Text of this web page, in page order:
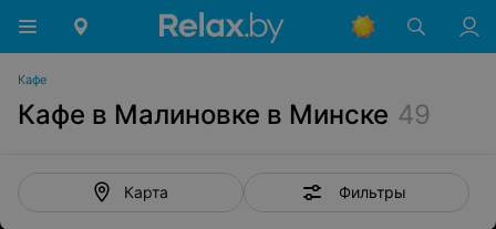
Кафе
Кафе в Малиновке в Минске 49
Карта Фильтры